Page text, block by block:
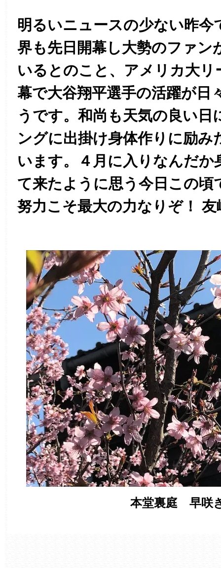
明るいニュースの少ない昨今
界も先日開幕し大勢のファン
いるとのこと、アメリカ大
幕で大谷翔平選手の活躍が日
うです。和尚も天気の良い日
ングに出掛け身体作りに励み
います。
４月に入りなんだ
て来たように思う今日この頃
努力こそ最大の力なりぞ！
本堂裏庭 早咲